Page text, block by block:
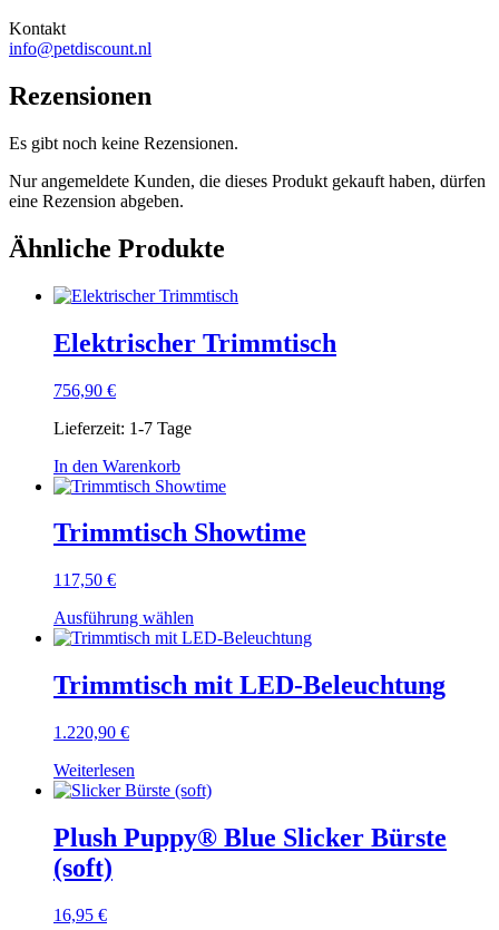
Kontakt
info@petdiscount.nl
Rezensionen
Es gibt noch keine Rezensionen.
Nur angemeldete Kunden, die dieses Produkt gekauft haben, dürfen
eine Rezension abgeben.
Ähnliche Produkte
Elektrischer Trimmtisch
756,90 €
Lieferzeit: 1-7 Tage
In den Warenkorb
Trimmtisch Showtime
117,50 €
Ausführung wählen
Produkt
mehrere
Varianten
auf
Produktseite
gewählt
Trimmtisch mit LED-Beleuchtung
1.220,90 €
Weiterlesen
Plush Puppy® Blue Slicker Bürste
(soft)
16,95 €